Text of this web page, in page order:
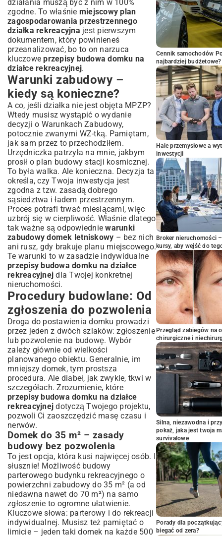
działania muszą być z nim w 100%
zgodne. To właśnie miejscowy plan
zagospodarowania przestrzennego
działka rekreacyjna jest pierwszym
dokumentem, który powinieneś
przeanalizować, bo to on narzuca
kluczoweprzepisy budowa domku na
działce rekreacyjnej.
Warunki zabudowy –
kiedy są konieczne?
A co, jeśli działka nie jest objęta MPZP?
Wtedy musisz wystąpić o wydanie
decyzji o Warunkach Zabudowy,
potocznie zwanymi WZ-tką. Pamiętam,
jak sam przez to przechodziłem.
Urzędniczka patrzyła na mnie, jakbym
prosił o plan budowy stacji kosmicznej.
To była walka. Ale konieczna. Decyzja ta
określa, czy Twoja inwestycja jest
zgodna z tzw. zasadą dobrego
sąsiedztwa i ładem przestrzennym.
Proces potrafi trwać miesiącami, więc
uzbrój się w cierpliwość. Właśnie dlatego
tak ważne są odpowiedniewarunki
zabudowy domek letniskowy – bez nich
ani rusz, gdy brakuje planu miejscowego.
Te warunki to w zasadzie indywidualne
przepisy budowa domku na działce
rekreacyjnej dla Twojej konkretnej
nieruchomości.
Procedury budowlane: Od
zgłoszenia do pozwolenia
Droga do postawienia domku prowadzi
przez jeden z dwóch szlaków: zgłoszenie
lub pozwolenie na budowę. Wybór
zależy głównie od wielkości
planowanego obiektu. Generalnie, im
mniejszy domek, tym prostsza
procedura. Ale diabeł, jak zwykle, tkwi w
szczegółach. Zrozumienie, które
przepisy budowa domku na działce
rekreacyjnej dotyczą Twojego projektu,
pozwoli Ci zaoszczędzić masę czasu i
nerwów.
Domek do 35 m² – zasady
budowy bez pozwolenia
To jest opcja, która kusi najwięcej osób. I
słusznie! Możliwość budowy
parterowego budynku rekreacyjnego o
powierzchni zabudowy do 35 m² (a od
niedawna nawet do 70 m²) na samo
zgłoszenie to ogromne ułatwienie.
Kluczowe słowa: parterowy i do rekreacji
indywidualnej. Musisz też pamiętać o
limicie – jeden taki domek na każde 500
Cennik samochodów
najbardziej budżetowe?
Hale przemysłowe a
inwestycji
Broker nieruchomości
kursy, aby wejść do
Przegląd zabiegów na
chirurgiczne i
Silna, niezawodna i
pokaż, jaka jest twoja
survivalowe
Porady dla
biegać od zera?